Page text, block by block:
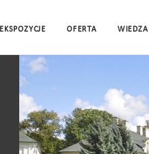
EKSPOZYCJE OFERTA WIEDZA